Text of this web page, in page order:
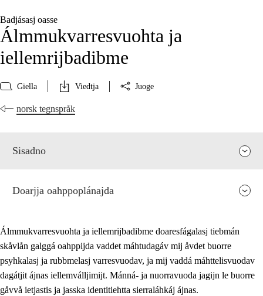
Badjásasj oasse
Álmmukvarresvuohta ja
iellemrijbadibme
Giella Viedtja Juoge
norsk tegnspråk
Sisadno
Doarjja oahppoplánajda
Álmmukvarresvuohta ja iellemrijbadibme doaresfágalasj tiebmán
skåvlån galggá oahppijda vaddet máhtudagáv mij åvdet buorre
psyhkalasj ja rubbmelasj varresvuodav, ja mij vaddá máhttelisvuodav
dagátjit ájnas iellemválljimijt. Mánná- ja nuorravuoda jagijn le buorre
gåvvå ietjastis ja jasska identitiehtta sierraláhkáj ájnas.